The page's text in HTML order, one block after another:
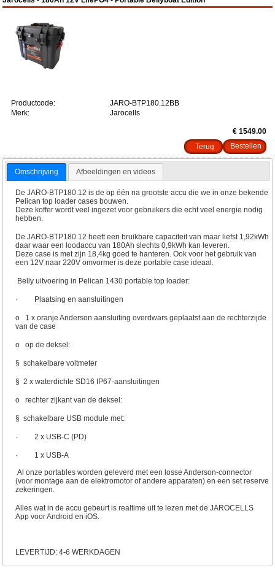
Productcode:
JARO-BTP180.12BB
Merk:
Jarocells
€ 1549.00
Terug
Omschrijving Afbeeldingen en videos
De JARO-BTP180.12 is de op één na grootste accu die we in onze bekende
Pelican top loader cases bouwen.
Deze koffer wordt veel ingezet voor gebruikers die echt veel energie nodig
hebben.
De JARO-BTP180.12 heeft een bruikbare capaciteit van maar liefst 1,92kWh
daar waar een loodaccu van 180Ah slechts 0,9kWh kan leveren.
Deze case is met zijn 18,4kg goed te hanteren. Ook voor het gebruik van
een 12V naar 220V omvormer is deze portable case ideaal.
Belly uitvoering in Pelican 1430 portable top loader:
· Plaatsing en aansluitingen
o 1 x oranje Anderson aansluiting overdwars geplaatst aan de rechterzijde
van de case
o op de deksel:
§ schakelbare voltmeter
§ 2 x waterdichte SD16 IP67-aansluitingen
o rechter zijkant van de deksel:
§ schakelbare USB module met:
· 2 x USB-C (PD)
· 1 x USB-A
Al onze portables worden geleverd met een losse Anderson-connector
(voor montage aan de elektromotor of andere apparaten) en een set reserve
zekeringen.
Alles wat in de accu gebeurt is realtime uit te lezen met de JAROCELLS
Appvoor Android en iOS.
LEVERTIJD: 4-6 WERKDAGEN